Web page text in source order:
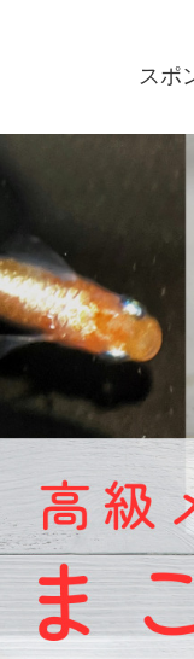
スポ